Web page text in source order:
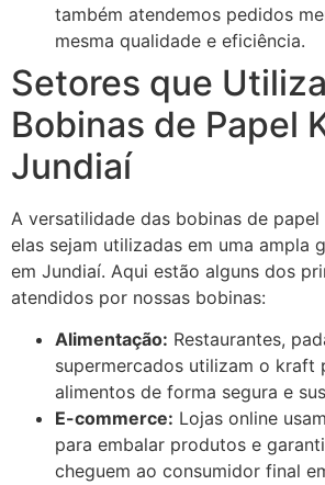
também atendemos pedidos
mesma qualidade e eficiência.
Setores que
Bobinas de Papel
Jundiaí
A versatilidade das bobinas de
elas sejam utilizadas em uma ampla
em Jundiaí. Aqui estão alguns dos
atendidos por nossas bobinas:
Alimentação: Restaurantes,
supermercados utilizam o kraft
alimentos de forma segura e
E-commerce: Lojas online
para embalar produtos e
cheguem ao consumidor final